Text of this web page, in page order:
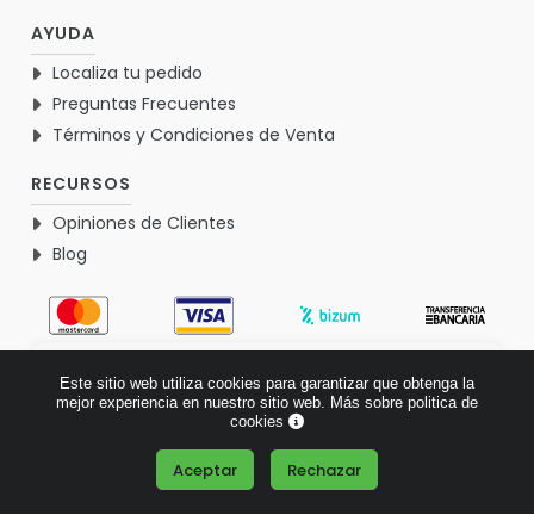
AYUDA
Localiza tu pedido
Preguntas Frecuentes
Términos y Condiciones de Venta
RECURSOS
Opiniones de Clientes
Blog
Basado en 1765 opiniones >
Este sitio web utiliza cookies para garantizar que obtenga la
mejor experiencia en nuestro sitio web. Más sobre politica de
cookies
Aceptar Rechazar